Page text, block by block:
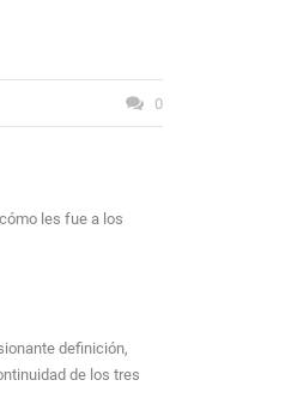
0
les fue a los
definición,
de los tres